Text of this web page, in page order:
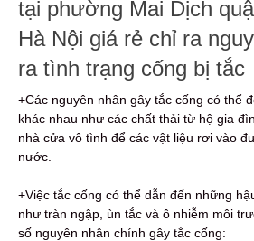
tại phường Mai Dịch
Hà Nội giá rẻ chỉ ra
ra tình trạng cống bị tắc
+Các nguyên nhân gây tắc cống có thể
khác nhau như các chất thải từ hộ gia
nhà cửa vô tình để các vật liệu rơi vào
nước.
+Việc tắc cống có thể dẫn đến những
như tràn ngập, ùn tắc và ô nhiễm môi
số nguyên nhân chính gây tắc cống: